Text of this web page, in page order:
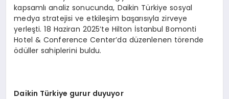
kapsamlı analiz sonucunda, Daikin Türkiye sosyal
medya stratejisi ve etkileşim başarısıyla zirveye
yerleşti. 18 Haziran 2025’te Hilton İstanbul Bomonti
Hotel & Conference Center’da düzenlenen törende
ödüller sahiplerini buldu.
Daikin Türkiye gurur duyuyor